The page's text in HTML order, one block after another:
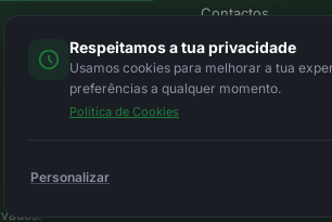
Contactos
Política de Cookies
Respeitamos a tua privacidade
Usamos cookies para melhorar a tua
preferências a qualquer momento.
Política de Cookies
Personalizar